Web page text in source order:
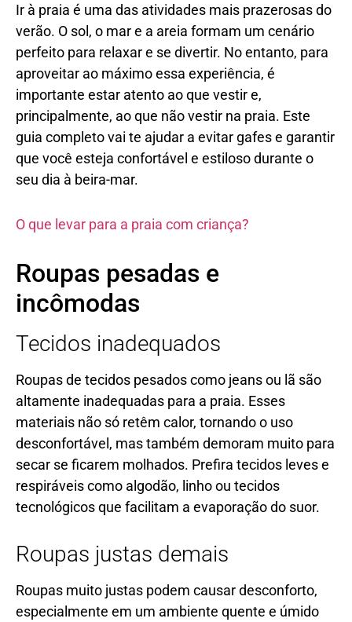
Ir à praia é uma das atividades mais prazerosas do
verão. O sol, o mar e a areia formam um cenário
perfeito para relaxar e se divertir. No entanto, para
aproveitar ao máximo essa experiência, é
importante estar atento ao que vestir e,
principalmente, ao que não vestir na praia. Este
guia completo vai te ajudar a evitar gafes e garantir
que você esteja confortável e estiloso durante o
seu dia à beira-mar.
O que levar para a praia com criança?
Roupas pesadas e
incômodas
Tecidos inadequados
Roupas de tecidos pesados como jeans ou lã são
altamente inadequadas para a praia. Esses
materiais não só retêm calor, tornando o uso
desconfortável, mas também demoram muito para
secar se ficarem molhados. Prefira tecidos leves e
respiráveis como algodão, linho ou tecidos
tecnológicos que facilitam a evaporação do suor.
Roupas justas demais
Roupas muito justas podem causar desconforto,
especialmente em um ambiente quente e úmido